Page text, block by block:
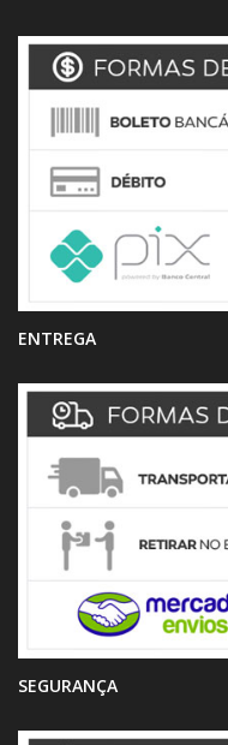
ENTREGA
SEGURANÇA